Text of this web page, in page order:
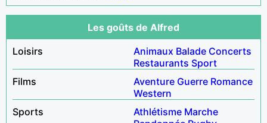
Les goûts de Alfred
Loisirs
Animaux Balade Concerts
Restaurants Sport
Films
Aventure Guerre Romance
Western
Sports
Athlétisme Marche